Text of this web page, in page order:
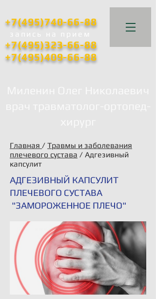
+7(495)740-66-88
запись на прием
+7(495)323-66-88
+7(495)409-66-88
Главная / Травмы и заболевания
плечевого сустава / Адгезивный
капсулит
АДГЕЗИВНЫЙ КАПСУЛИТ
ПЛЕЧЕВОГО СУСТАВА
"ЗАМОРОЖЕННОЕ ПЛЕЧО"